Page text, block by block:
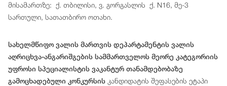
მისამართზე: ქ. თბილისი, ვ. გორგასლის ქ. N16, მე-3
სართული, სათათბირო ოთახი.
სახელმწიფო ვალის მართვის დეპარტამენტის ვალის
აღრიცხვა-ანგარიშგების სამმართველოს მეორე კატეგორიის
უფროსი სპეციალისტის ვაკანტურ თანამდებობაზე
გამოცხადებული კონკურსის კანდიდატის შეფასების ეტაპი